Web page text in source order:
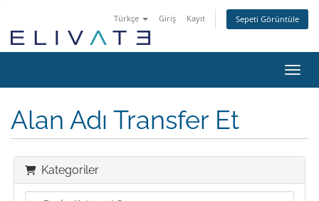
Türkçe Giriş Kayıt Sepeti Görüntüle
Alan Adı Transfer Et
Kategoriler